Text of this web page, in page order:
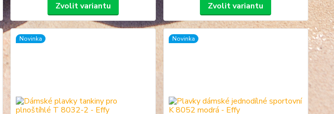
Zvolit variantu Zvolit variantu
Novinka Novinka